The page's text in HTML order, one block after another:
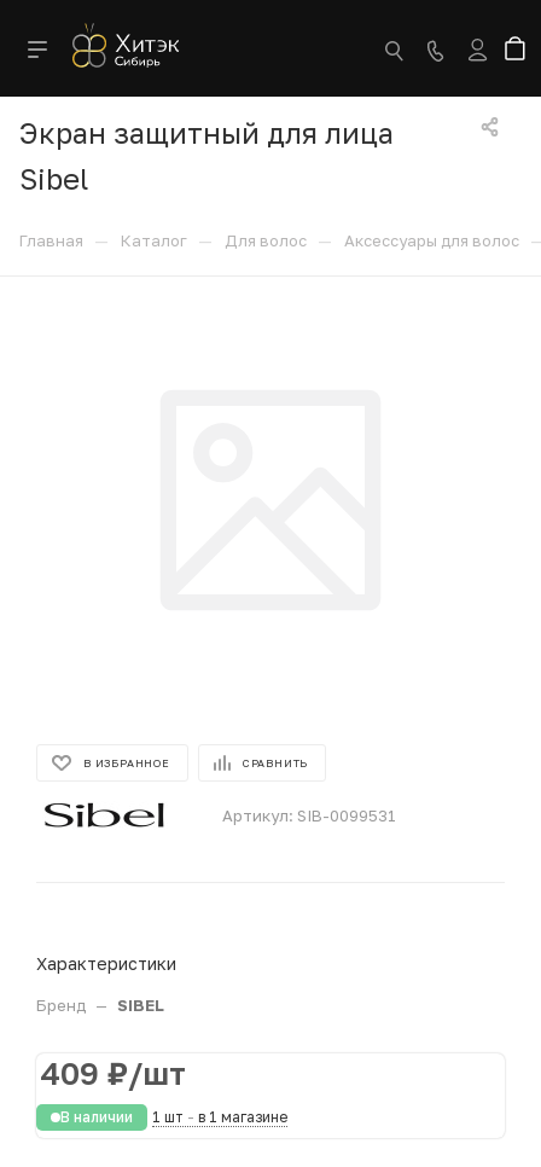
Экран защитный для лица
Sibel
Главная — Каталог — Для волос — Аксессуары для волос
В ИЗБРАННОЕ СРАВНИТЬ
Артикул: SIB-0099531
Характеристики
Бренд — SIBEL
409 ₽/шт
В наличии 1 шт - в 1 магазине